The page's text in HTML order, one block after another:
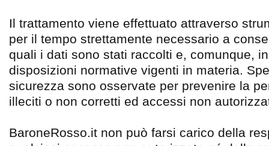
Il trattamento viene effettuato attraverso
per il tempo strettamente necessario a
quali i dati sono stati raccolti e, comunque,
disposizioni normative vigenti in materia.
sicurezza sono osservate per prevenire la
illeciti o non corretti ed accessi non
BaroneRosso.it non può farsi carico della